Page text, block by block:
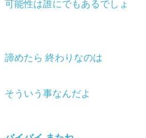
可能性は誰にでもあるでしょ
諦めたら 終わりなのは
そういう事なんだよ